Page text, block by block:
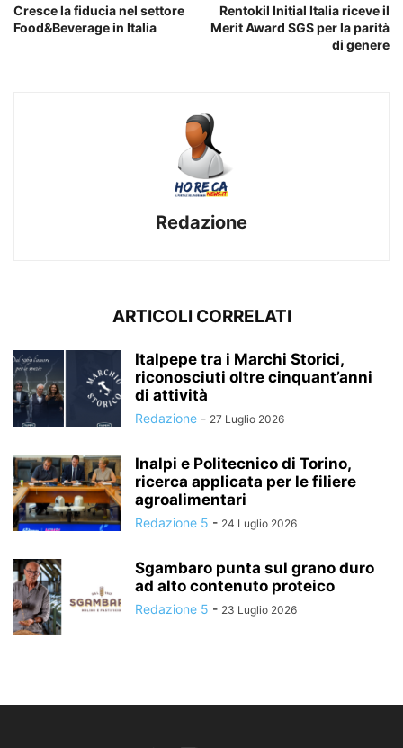
Cresce la fiducia nel settore
Food&Beverage in Italia
Rentokil Initial Italia riceve il
Merit Award SGS per la parità
di genere
Redazione
ARTICOLI CORRELATI
Italpepe tra i Marchi Storici,
riconosciuti oltre cinquant’anni
di attività
Redazione - 27 Luglio 2026
Inalpi e Politecnico di Torino,
ricerca applicata per le filiere
agroalimentari
Redazione 5 - 24 Luglio 2026
Sgambaro punta sul grano duro
ad alto contenuto proteico
Redazione 5 - 23 Luglio 2026